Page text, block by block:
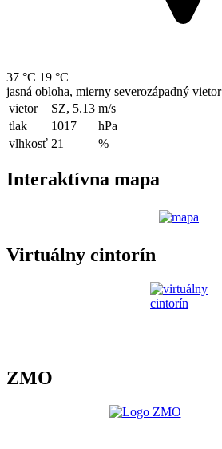
37 °C 19 °C
jasná obloha, mierny severozápadný vietor
vietor
SZ, 5.13 m/s
tlak
1017
hPa
vlhkosť 21 %
Interaktívna mapa
Virtuálny cintorín
ZMO